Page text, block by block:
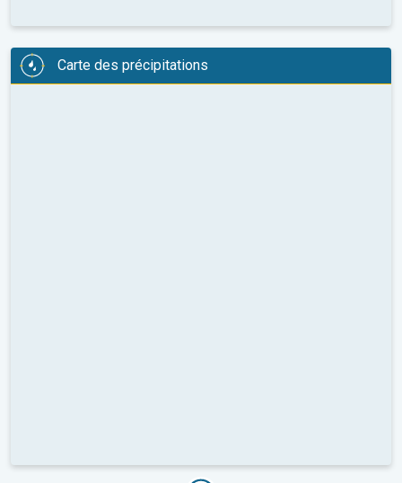
Carte des précipitations